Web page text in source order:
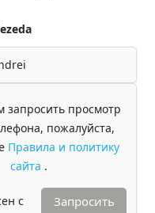
запросить просмотр
пожалуйста,
Правила и политику
сайта .
с
Запросить